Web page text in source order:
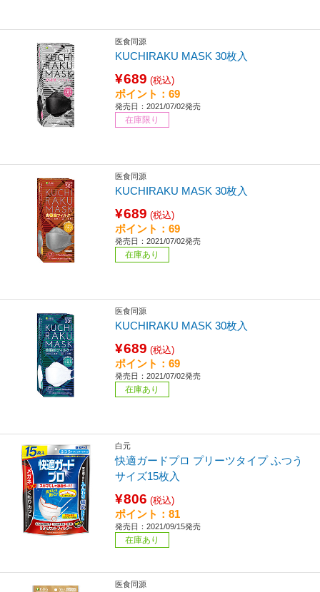
医食同源
KUCHIRAKU MASK 30枚入
¥689 (税込)
ポイント：69
発売日：2021/07/02発売
在庫限り
医食同源
KUCHIRAKU MASK 30枚入
¥689 (税込)
ポイント：69
発売日：2021/07/02発売
在庫あり
医食同源
KUCHIRAKU MASK 30枚入
¥689 (税込)
ポイント：69
発売日：2021/07/02発売
在庫あり
白元
快適ガードプロ プリーツタイプ ふつう
サイズ15枚入
¥806 (税込)
ポイント：81
発売日：2021/09/15発売
在庫あり
医食同源